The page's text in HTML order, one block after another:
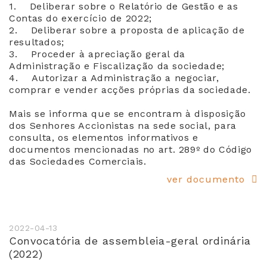
1. Deliberar sobre o Relatório de Gestão e as
Contas do exercício de 2022;
2. Deliberar sobre a proposta de aplicação de
resultados;
3. Proceder à apreciação geral da
Administração e Fiscalização da sociedade;
4. Autorizar a Administração a negociar,
comprar e vender acções próprias da sociedade.
Mais se informa que se encontram à disposição
dos Senhores Accionistas na sede social, para
consulta, os elementos informativos e
documentos mencionadas no art. 289º do Código
das Sociedades Comerciais.
ver documento
2022-04-13
Convocatória de assembleia-geral ordinária
(2022)